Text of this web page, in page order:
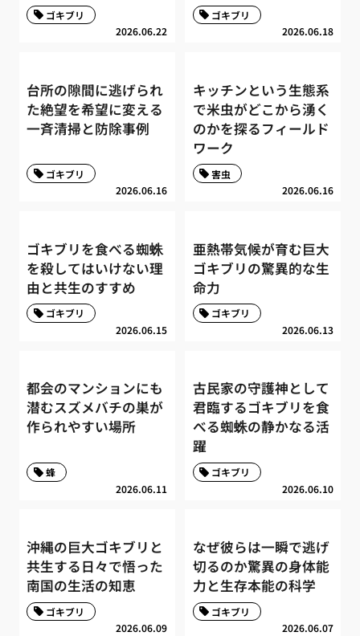
2026.06.22
ゴキブリ
2026.06.18
ゴキブリ
台所の隙間に逃げられ
た絶望を希望に変える
一斉清掃と防除事例
2026.06.16
ゴキブリ
キッチンという生態系
で米虫がどこから湧く
のかを探るフィールド
ワーク
2026.06.16
害虫
ゴキブリを食べる蜘蛛
を殺してはいけない理
由と共生のすすめ
2026.06.15
ゴキブリ
亜熱帯気候が育む巨大
ゴキブリの驚異的な生
命力
2026.06.13
ゴキブリ
都会のマンションにも
潜むスズメバチの巣が
作られやすい場所
2026.06.11
蜂
古民家の守護神として
君臨するゴキブリを食
べる蜘蛛の静かなる活
躍
2026.06.10
ゴキブリ
沖縄の巨大ゴキブリと
共生する日々で悟った
南国の生活の知恵
2026.06.09
ゴキブリ
なぜ彼らは一瞬で逃げ
切るのか驚異の身体能
力と生存本能の科学
2026.06.07
ゴキブリ